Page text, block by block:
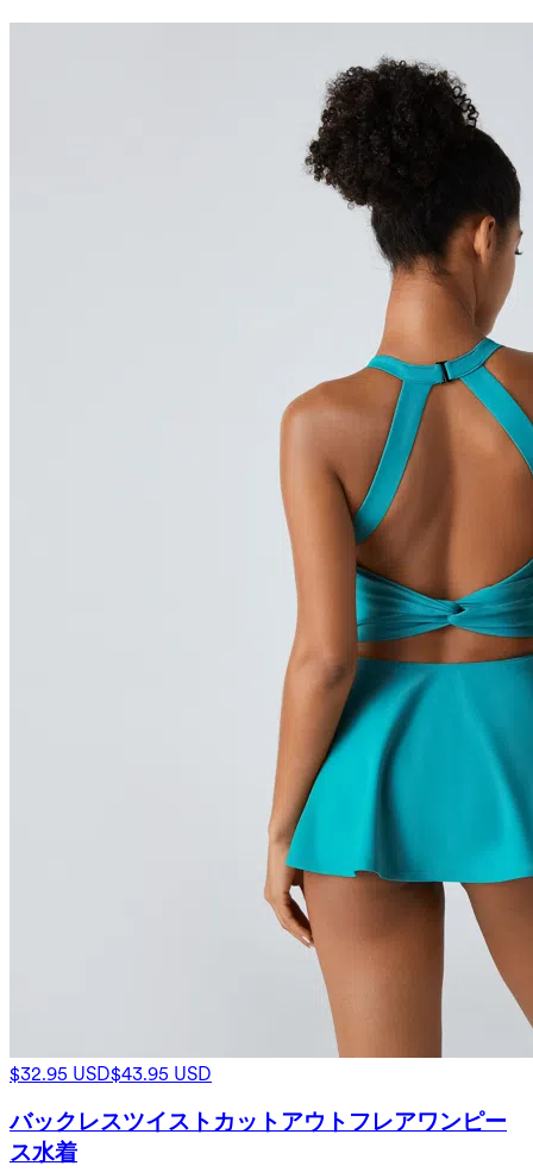
$32.95 USD$43.95 USD
バックレスツイストカットアウトフレアワンピー
ス水着